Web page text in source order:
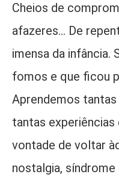
Cheios de
afazeres... De
imensa da infância.
fomos e que ficou
Aprendemos
tantas experiências
vontade de voltar
nostalgia,